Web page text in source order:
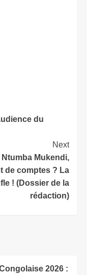
du
Next
Mukendi,
de comptes ? La
! (Dossier de la
rédaction)
2026 :